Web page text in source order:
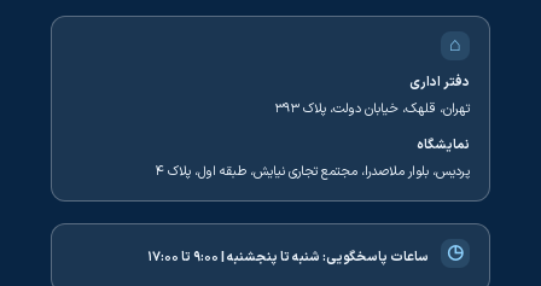
⌂
دفتر اداری
تهران، قلهک، خیابان دولت، پلاک ۳۹۳
نمایشگاه
پردیس، بلوار ملاصدرا، مجتمع تجاری نیایش، طبقه اول، پلاک ۴
◷ ساعات پاسخگویی:شنبه تا پنجشنبه | ۹:۰۰ تا ۱۷:۰۰